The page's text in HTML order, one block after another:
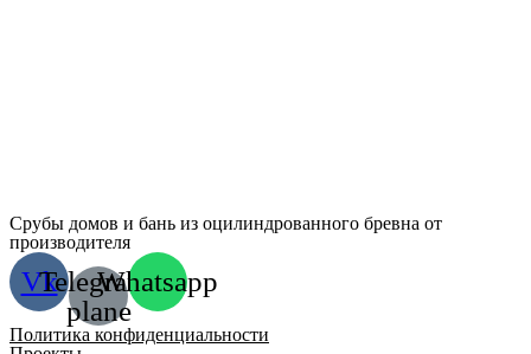
Срубы домов и бань из оцилиндрованного бревна от
производителя
VkTelegram-
plane
Whatsapp
Политика конфиденциальности